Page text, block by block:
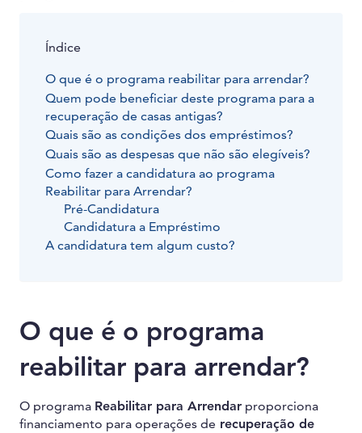
Índice
O que é o programa reabilitar para arrendar?
Quem pode beneficiar deste programa para a
recuperação de casas antigas?
Quais são as condições dos empréstimos?
Quais são as despesas que não são elegíveis?
Como fazer a candidatura ao programa
Reabilitar para Arrendar?
Pré-Candidatura
Candidatura a Empréstimo
A candidatura tem algum custo?
O que é o programa
reabilitar para arrendar?
O programa Reabilitar para Arrendar proporciona
financiamento para operações de recuperação de